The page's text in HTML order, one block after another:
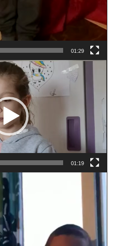
01:29
01:19